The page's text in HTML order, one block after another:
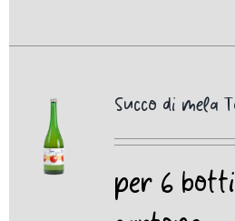
Succo di mela
per 6